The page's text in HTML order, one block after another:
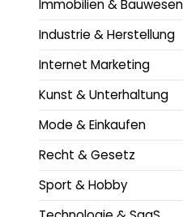
Immobilien & Bauwesen
Industrie & Herstellung
Internet Marketing
Kunst & Unterhaltung
Mode & Einkaufen
Recht & Gesetz
Sport & Hobby